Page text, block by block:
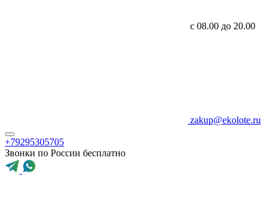
с 08.00 до 20.00
zakup@ekolote.ru
+79295305705
Звонки по России бесплатно